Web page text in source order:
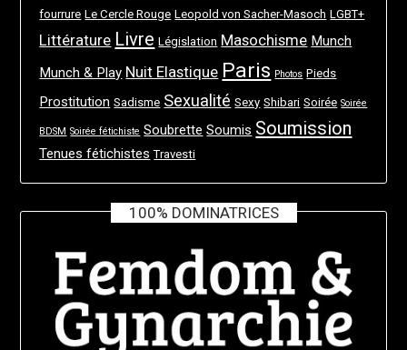
fourrure Le Cercle Rouge Leopold von Sacher-Masoch LGBT+
Littérature Livre Législation Masochisme Munch
Munch & Play Nuit Elastique Paris Photos Pieds
Prostitution Sadisme Sexualité Sexy Shibari Soirée Soirée
BDSM Soirée fétichiste Soubrette Soumis Soumission
Tenues fétichistes Travesti
100% DOMINATRICES